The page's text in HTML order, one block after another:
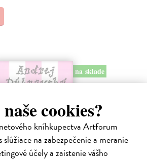
cookies?
kníhkupectva Artforum
na zabezpečenie a meranie
účely a zaistenie vášho
na sklade